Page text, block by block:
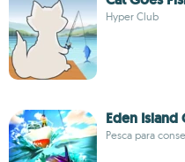
Hyper Club
Eden Island
Pesca para